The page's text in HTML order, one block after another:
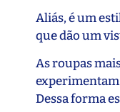
Aliás, é um
que dão um
As roupas
Dessa forma